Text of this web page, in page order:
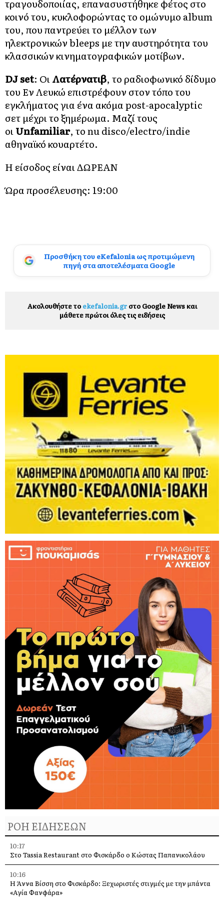
τραγουδοποιίας, επανασυστήθηκε φέτος στο
κοινό του, κυκλοφορώντας το ομώνυμο album
του, που παντρεύει το μέλλον των
ηλεκτρονικών bleeps με την αυστηρότητα του
κλασσικών κινηματογραφικών μοτίβων.
DJ set: ΟιΛατέρνατιβ, το ραδιοφωνικό δίδυμο
του Εν Λευκώ επιστρέφουν στον τόπο του
εγκλήματος για ένα ακόμα post-apocalyptic
σετ μέχρι το ξημέρωμα. Μαζί τους
οιUnfamiliar, το nu disco/electro/indie
αθηναϊκό κουαρτέτο.
Η είσοδος είναι ΔΩΡΕΑΝ
Ώρα προσέλευσης: 19:00
Προσθήκη του eKefalonia ως προτιμώμενη
πηγή στα αποτελέσματα Google
Ακολουθήστε το ekefalonia.grστο Google News και
μάθετε πρώτοι όλες τις ειδήσεις
ΡΟΗ ΕΙΔΗΣΕΩΝ
10:17
Στο Tassia Restaurant στο Φισκάρδο ο Κώστας Παπανικολάου
10:16
Η Άννα Βίσση στο Φισκάρδο: Ξεχωριστές στιγμές με την μπάντα
«Αγία Φανφάρα»